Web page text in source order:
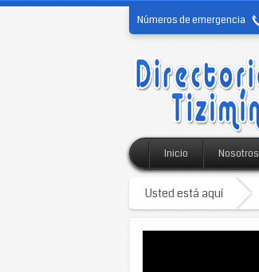
Números de emergencia
Inicio Nosotros
Usted está aquí